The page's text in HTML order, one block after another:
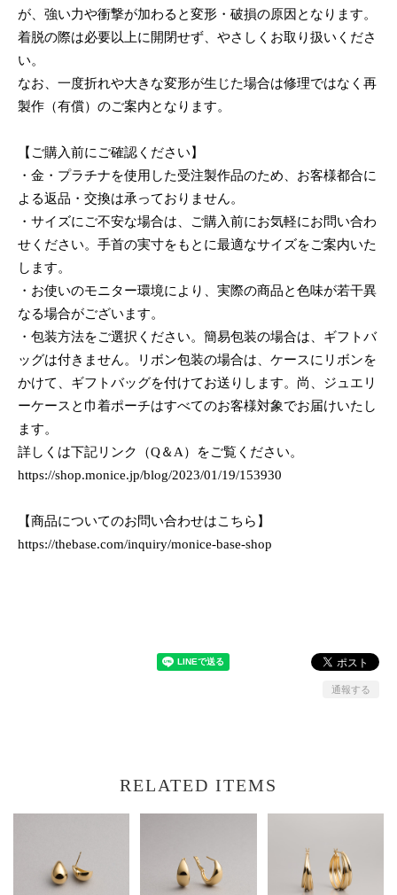
が、強い力や衝撃が加わると変形・破損の原因となります。
着脱の際は必要以上に開閉せず、やさしくお取り扱いくださ
い。
なお、一度折れや大きな変形が生じた場合は修理ではなく再
製作（有償）のご案内となります。
【ご購入前にご確認ください】
・金・プラチナを使用した受注製作品のため、お客様都合に
よる返品・交換は承っておりません。
・サイズにご不安な場合は、ご購入前にお気軽にお問い合わ
せください。手首の実寸をもとに最適なサイズをご案内いた
します。
・お使いのモニター環境により、実際の商品と色味が若干異
なる場合がございます。
・包装方法をご選択ください。簡易包装の場合は、ギフトバ
ッグは付きません。リボン包装の場合は、ケースにリボンを
かけて、ギフトバッグを付けてお送りします。尚、ジュエリ
ーケースと巾着ポーチはすべてのお客様対象でお届けいたし
ます。
詳しくは下記リンク（Q＆A）をご覧ください。
https://shop.monice.jp/blog/2023/01/19/153930
【商品についてのお問い合わせはこちら】
https://thebase.com/inquiry/monice-base-shop
通報する
RELATED ITEMS